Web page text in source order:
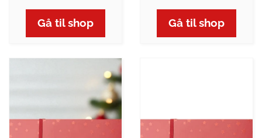
Gå til shop Gå til shop